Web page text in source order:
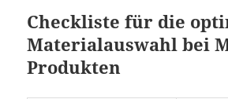
Checkliste für die
Materialauswahl bei
Produkten